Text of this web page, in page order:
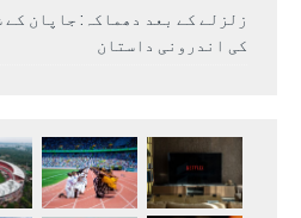
زلزلے کے بعد دھماکہ: جاپان
کی اندرونی داستان